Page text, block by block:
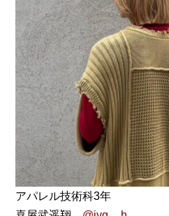
アパレル技術科3年